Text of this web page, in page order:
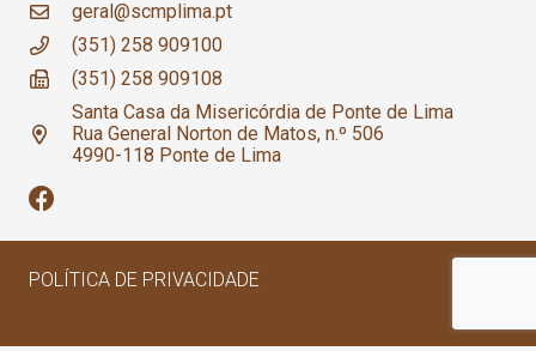
geral@scmplima.pt
(351) 258 909100
(351) 258 909108
Santa Casa da Misericórdia de Ponte de Lima
Rua General Norton de Matos, n.º 506
4990-118 Ponte de Lima
POLÍTICA DE PRIVACIDADE